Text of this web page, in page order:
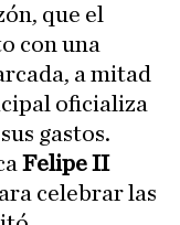
que el
con una
a mitad
oficializa
gastos.
Felipe II
celebrar las